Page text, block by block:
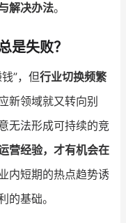
解决办法。
是失败？
”，但行业切换频繁
新领域就又转向别
无法形成可持续的竞
营经验，才有机会在
内短期的热点趋势诱
的基础。